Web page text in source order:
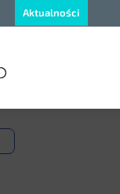
Aktualności